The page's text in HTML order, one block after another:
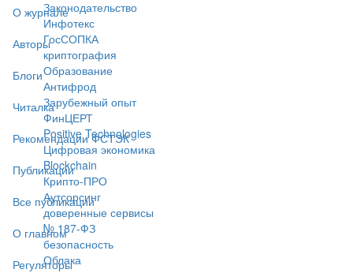
О журнале
Авторы
Блоги
Читалка
Рекомендации ФСТЭК
Публикации
Все публикации
О главном
Регуляторы
Законодательство
Инфотекс
ГосСОПКА
криптография
Образование
Антифрод
Зарубежный опыт
ФинЦЕРТ
Positive Technologies
Цифровая экономика
Blockchain
Крипто-ПРО
Аутсорсинг
доверенные сервисы
№ 187-ФЗ
безопасность
Облака